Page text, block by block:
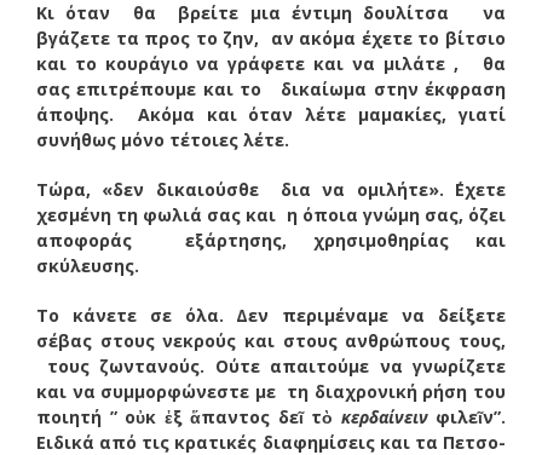
Κι όταν θα βρείτε μια έντιμη δουλίτσα να
βγάζετε τα προς το ζην, αν ακόμα έχετε το βίτσιο
και το κουράγιο να γράφετε και να μιλάτε , θα
σας επιτρέπουμε και το δικαίωμα στην έκφραση
άποψης. Ακόμα και όταν λέτε μαμακίες, γιατί
συνήθως μόνο τέτοιες λέτε.
Τώρα, «δεν δικαιούσθε δια να ομιλήτε». ΄Εχετε
χεσμένη τη φωλιά σας και η όποια γνώμη σας, όζει
αποφοράς εξάρτησης, χρησιμοθηρίας και
σκύλευσης.
Το κάνετε σε όλα. Δεν περιμέναμε να δείξετε
σέβας στους νεκρούς και στους ανθρώπους τους,
τους ζωντανούς. Ούτε απαιτούμε να γνωρίζετε
και να συμμορφώνεστε με τη διαχρονική ρήση του
ποιητή ” οὐκ ἐξ ἅπαντος δεῖ τὸ κερδαίνεινφιλεῖν”.
Ειδικά από τις κρατικές διαφημίσεις και τα Πετσο-